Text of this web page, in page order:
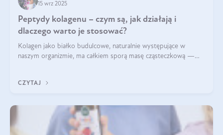
15 wrz 2025
Peptydy kolagenu – czym są, jak działają i
dlaczego warto je stosować?
Kolagen jako białko budulcowe, naturalnie występujące w
naszym organizmie, ma całkiem sporą masę cząsteczkową —
bardziej biodostępny
CZYTAJ